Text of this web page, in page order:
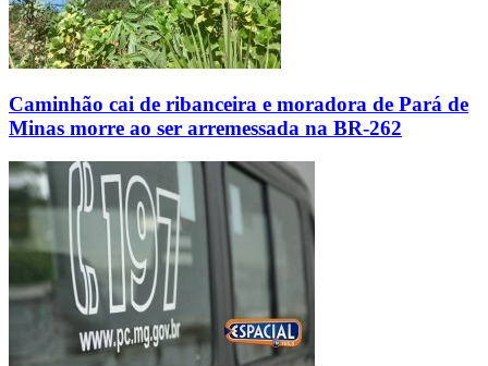
Caminhão cai de ribanceira e moradora de Pará de
Minas morre ao ser arremessada na BR-262